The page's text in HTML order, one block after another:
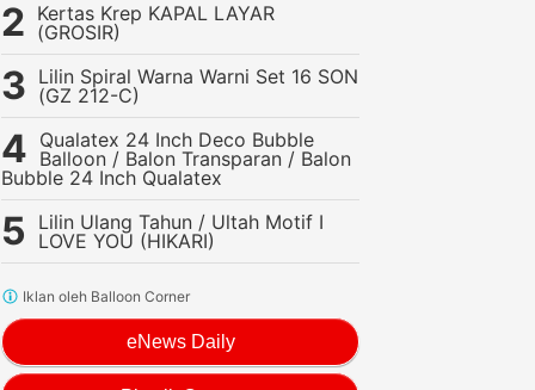
Kertas Krep KAPAL LAYAR
(GROSIR)
Lilin Spiral Warna Warni Set 16 SON
(GZ 212-C)
Qualatex 24 Inch Deco Bubble
Balloon / Balon Transparan / Balon
Bubble 24 Inch Qualatex
Lilin Ulang Tahun / Ultah Motif I
LOVE YOU (HIKARI)
eNews Daily
Iklan oleh Balloon Corner